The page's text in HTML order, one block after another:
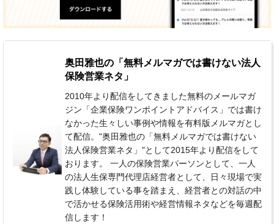
奥田雅也の「無料メルマガでは書けない法人
保険営業ネタ」
2010年より配信をしてきました無料のメールマガ
ジン「企業保険ワンポイントアドバイス」では書け
なかった生々しい事例や情報を有料版メルマガとし
て配信。"奥田雅也の「無料メルマガでは書けない
法人保険営業ネタ」"として2015年より配信をして
おります。 一人の保険営業パーソンとして、一人
の法人生保専門代理店経営者として、日々現場で実
践し体験している事を踏まえ、経営者との対話の中
で活かせる保険活用術や経営情報ネタなどを毎週配
信します！